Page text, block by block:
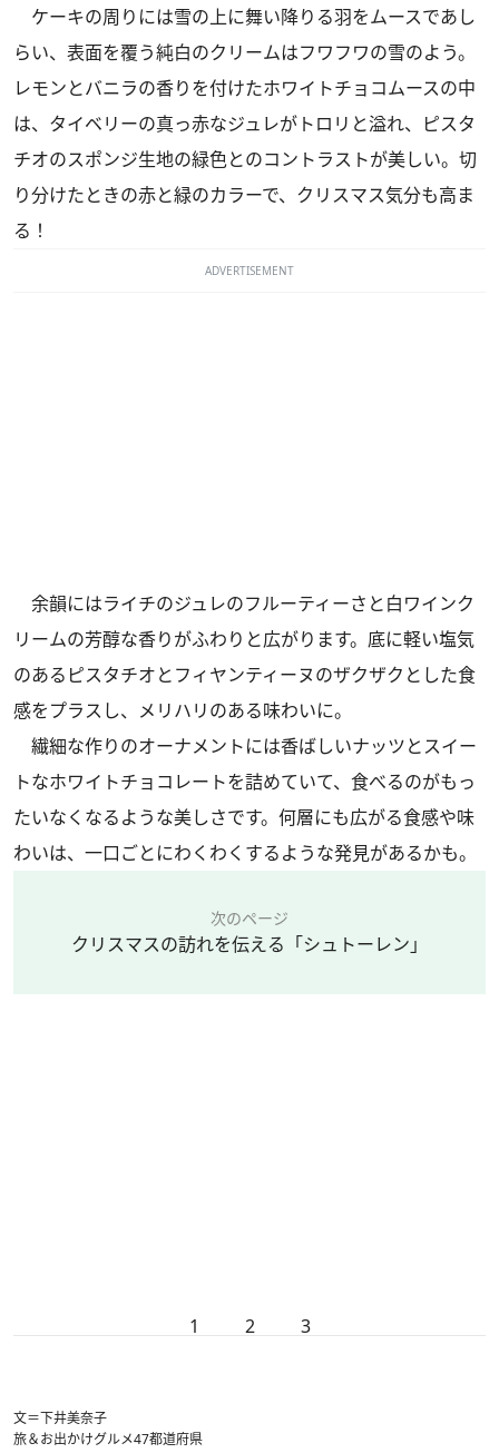
ケーキの周りには雪の上に舞い降りる羽をムースであし
らい、表面を覆う純白のクリームはフワフワの雪のよう。
レモンとバニラの香りを付けたホワイトチョコムースの中
は、タイベリーの真っ赤なジュレがトロリと溢れ、ピスタ
チオのスポンジ生地の緑色とのコントラストが美しい。切
り分けたときの赤と緑のカラーで、クリスマス気分も高ま
る！
ADVERTISEMENT
余韻にはライチのジュレのフルーティーさと白ワインク
リームの芳醇な香りがふわりと広がります。底に軽い塩気
のあるピスタチオとフィヤンティーヌのザクザクとした食
感をプラスし、メリハリのある味わいに。
繊細な作りのオーナメントには香ばしいナッツとスイー
トなホワイトチョコレートを詰めていて、食べるのがもっ
たいなくなるような美しさです。何層にも広がる食感や味
わいは、一口ごとにわくわくするような発見があるかも。
次のページ
クリスマスの訪れを伝える「シュトーレン」
1 2 3
文＝下井美奈子
旅＆お出かけグルメ47都道府県